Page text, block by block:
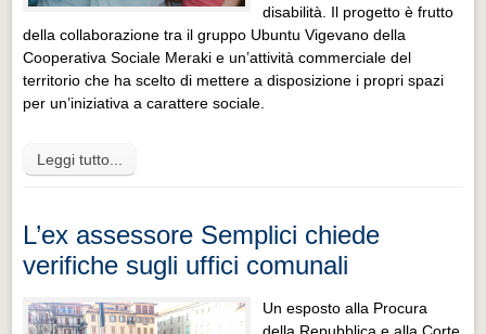
disabilità. Il progetto è frutto
della collaborazione tra il gruppo Ubuntu Vigevano della
Cooperativa Sociale Meraki e un’attività commerciale del
territorio che ha scelto di mettere a disposizione i propri spazi
per un’iniziativa a carattere sociale.
Leggi tutto...
L’ex assessore Semplici chiede
verifiche sugli uffici comunali
Un esposto alla Procura